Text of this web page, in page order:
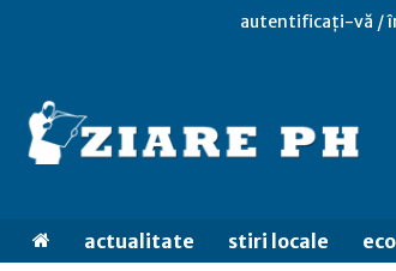
autentificați-vă /
actualitate stiri locale